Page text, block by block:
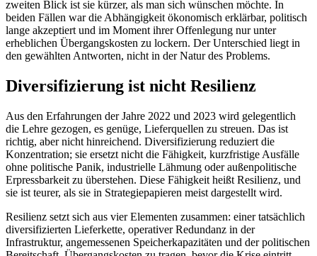
zweiten Blick ist sie kürzer, als man sich wünschen möchte. In
beiden Fällen war die Abhängigkeit ökonomisch erklärbar, politisch
lange akzeptiert und im Moment ihrer Offenlegung nur unter
erheblichen Übergangskosten zu lockern. Der Unterschied liegt in
den gewählten Antworten, nicht in der Natur des Problems.
Diversifizierung ist nicht Resilienz
Aus den Erfahrungen der Jahre 2022 und 2023 wird gelegentlich
die Lehre gezogen, es genüge, Lieferquellen zu streuen. Das ist
richtig, aber nicht hinreichend. Diversifizierung reduziert die
Konzentration; sie ersetzt nicht die Fähigkeit, kurzfristige Ausfälle
ohne politische Panik, industrielle Lähmung oder außenpolitische
Erpressbarkeit zu überstehen. Diese Fähigkeit heißt Resilienz, und
sie ist teurer, als sie in Strategiepapieren meist dargestellt wird.
Resilienz setzt sich aus vier Elementen zusammen: einer tatsächlich
diversifizierten Lieferkette, operativer Redundanz in der
Infrastruktur, angemessenen Speicherkapazitäten und der politischen